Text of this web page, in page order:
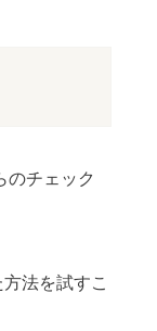
のチェック
法を試すこ